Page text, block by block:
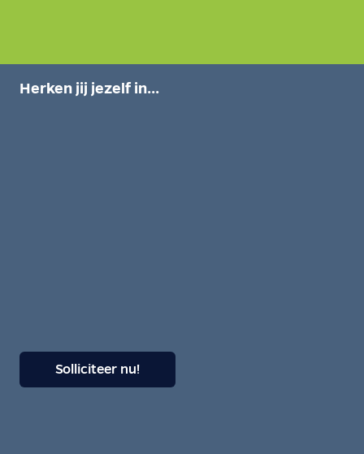
Herken jij jezelf in...
Solliciteer nu!